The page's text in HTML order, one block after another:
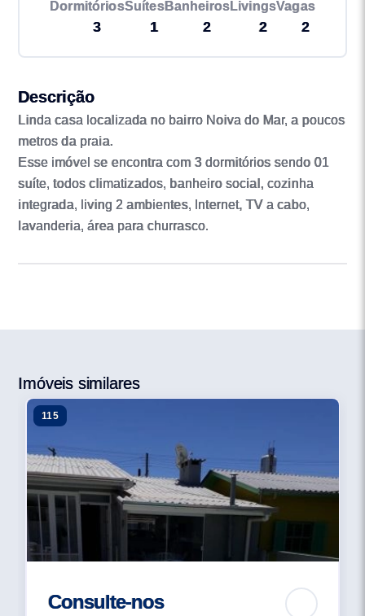
Dormitórios
3
Suítes
1
Banheiros
2
Livings
2
Vagas
2
Descrição
Linda casa localizada no bairro Noiva do Mar, a poucos
metros da praia.
Esse imóvel se encontra com 3 dormitórios sendo 01
suíte, todos climatizados, banheiro social, cozinha
integrada, living 2 ambientes, Internet, TV a cabo,
lavanderia, área para churrasco.
Imóveis similares
115
Consulte-nos